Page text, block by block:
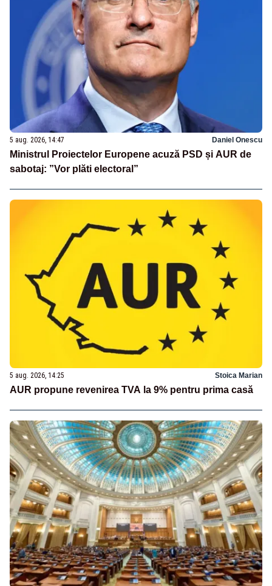
5 aug. 2026, 14:47 Daniel Onescu
Ministrul Proiectelor Europene acuză PSD și AUR de
sabotaj: ”Vor plăti electoral”
5 aug. 2026, 14:25 Stoica Marian
AUR propune revenirea TVA la 9% pentru prima casă